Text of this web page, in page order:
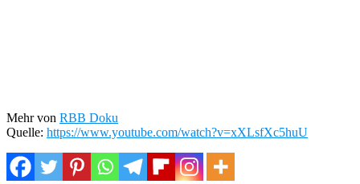
Mehr von RBB Doku
Quelle: https://www.youtube.com/watch?v=xXLsfXc5huU